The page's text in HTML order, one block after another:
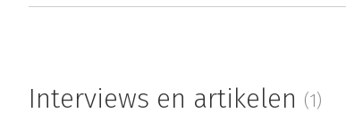
Interviews en artikelen (1)